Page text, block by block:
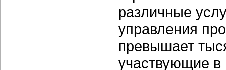
различные
управления
превышает
участвующие в